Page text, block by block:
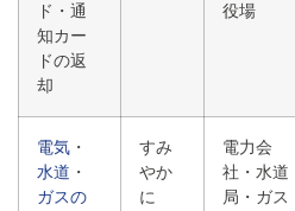
ド・通
知カー
ドの返
却
役場
電気 ・
水道 ・
ガスの
すみ
やか
に
電力会
社・水道
局・ガス